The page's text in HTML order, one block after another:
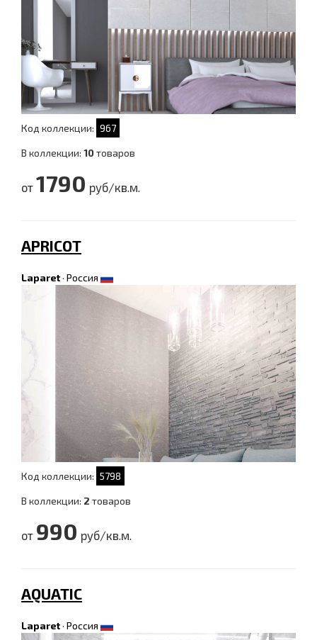
Код коллекции: 967
В коллекции: 10товаров
от 1790 руб/кв.м.
APRICOT
Laparet· Россия
Код коллекции: 5798
В коллекции: 2 товаров
от 990 руб/кв.м.
AQUATIC
Laparet· Россия